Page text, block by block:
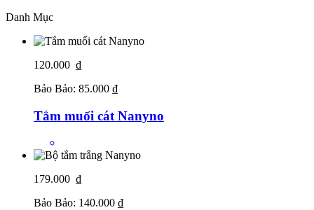
Danh Mục
120.000 ₫
Bảo Bảo: 85.000 ₫
Tắm muối cát Nanyno
179.000 ₫
Bảo Bảo: 140.000 ₫